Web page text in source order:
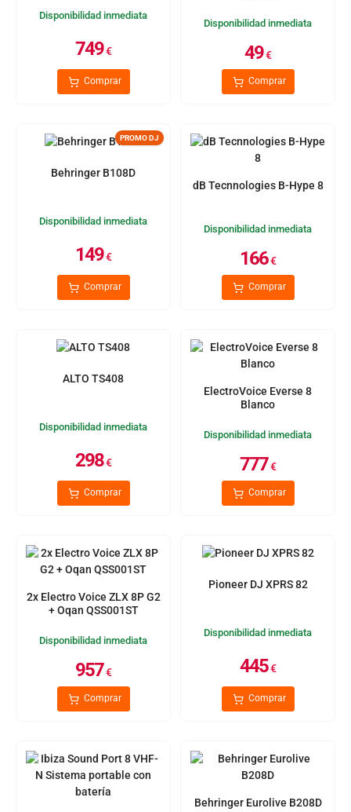
Disponibilidad inmediata
749€
Comprar
Disponibilidad inmediata
49€
Comprar
PROMO DJ
Behringer B108D
Disponibilidad inmediata
149€
Comprar
dB Tecnnologies B-Hype 8
Disponibilidad inmediata
166€
Comprar
ALTO TS408
Disponibilidad inmediata
298€
Comprar
ElectroVoice Everse 8
Blanco
Disponibilidad inmediata
777 €
Comprar
2x Electro Voice ZLX 8P G2
+ Oqan QSS001ST
Disponibilidad inmediata
957 €
Comprar
Pioneer DJ XPRS 82
Disponibilidad inmediata
445€
Comprar
Behringer Eurolive B208D